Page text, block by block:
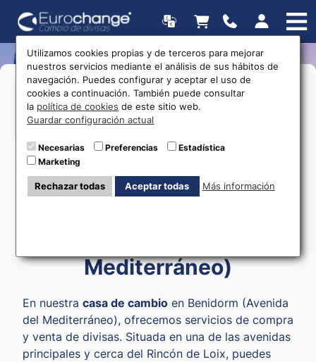
Horarios >Lunes a Sábado:09:30 a 20:00
615 403 877
Cambio de moneda en
Mediterráneo)
En nuestra casa de cambio en Benidorm (Avenida
del Mediterráneo), ofrecemos servicios de compra
y venta de divisas. Situada en una de las avenidas
principales y cerca del Rincón de Loix, puedes
Utilizamos cookies propias y de terceros para mejorar
nuestros servicios mediante el análisis de sus hábitos de
navegación. Puedes configurar y aceptar el uso de
cookies a continuación. También puede consultar
la política de cookies de este sitio web.
Guardar configuración actual
Necesarias Preferencias
Estadística
Marketing
Rechazar todas Aceptar todas Más información